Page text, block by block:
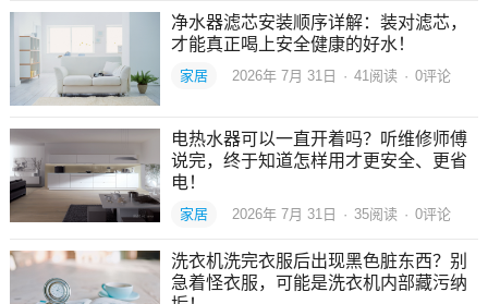
净水器滤芯安装顺序详解：装对滤芯，
才能真正喝上安全健康的好水！
家居 2026年 7月 31日 · 41阅读 · 0评论
电热水器可以一直开着吗？听维修师傅
说完，终于知道怎样用才更安全、更省
电！
家居 2026年 7月 31日 · 35阅读 · 0评论
洗衣机洗完衣服后出现黑色脏东西？别
急着怪衣服，可能是洗衣机内部藏污纳